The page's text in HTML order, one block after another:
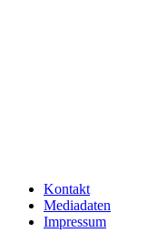
Kontakt
Mediadaten
Impressum